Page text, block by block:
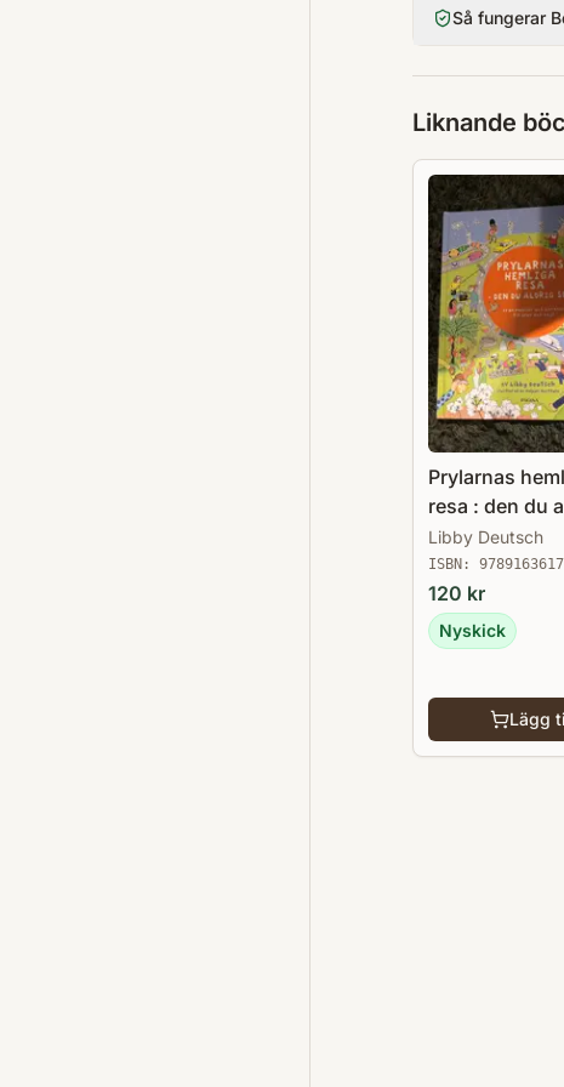
Så fungerar
Liknande
Prylarnas
resa : den du
ser
Libby Deutsch
ISBN:
120 kr
Nyskick
Lägg